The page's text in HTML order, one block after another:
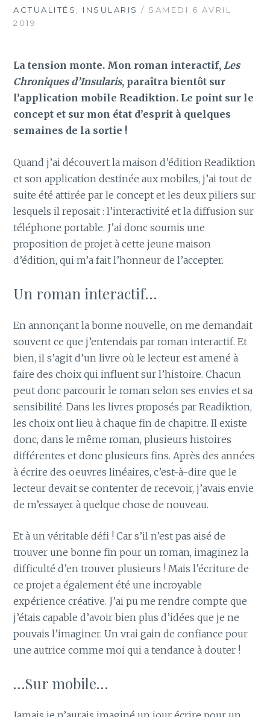
ACTUALITÉS , INSULARIS / SAMEDI 6 AVRIL
2019
La tension monte. Mon roman interactif,Les
Chroniques d’Insularis, paraîtra bientôt sur
l’application mobile Readiktion. Le point sur le
concept et sur mon état d’esprit à quelques
semaines de la sortie !
Quand j’ai découvert la maison d’édition Readiktion
et son application destinée aux mobiles, j’ai tout de
suite été attirée par le concept et les deux piliers sur
lesquels il reposait : l’interactivité et la diffusion sur
téléphone portable. J’ai donc soumis une
proposition de projet à cette jeune maison
d’édition, qui m’a fait l’honneur de l’accepter.
Un roman interactif…
En annonçant la bonne nouvelle, on me demandait
souvent ce que j’entendais par roman interactif. Et
bien, il s’agit d’un livre où le lecteur est amené à
faire des choix qui influent sur l’histoire. Chacun
peut donc parcourir le roman selon ses envies et sa
sensibilité. Dans les livres proposés par Readiktion,
les choix ont lieu à chaque fin de chapitre. Il existe
donc, dans le même roman, plusieurs histoires
différentes et donc plusieurs fins. Après des années
à écrire des oeuvres linéaires, c’est-à-dire que le
lecteur devait se contenter de recevoir, j’avais envie
de m’essayer à quelque chose de nouveau.
Et à un véritable défi ! Car s’il n’est pas aisé de
trouver une bonne fin pour un roman, imaginez la
difficulté d’en trouver plusieurs ! Mais l’écriture de
ce projet a également été une incroyable
expérience créative. J’ai pu me rendre compte que
j’étais capable d’avoir bien plus d’idées que je ne
pouvais l’imaginer. Un vrai gain de confiance pour
une autrice comme moi qui a tendance à douter !
…Sur mobile…